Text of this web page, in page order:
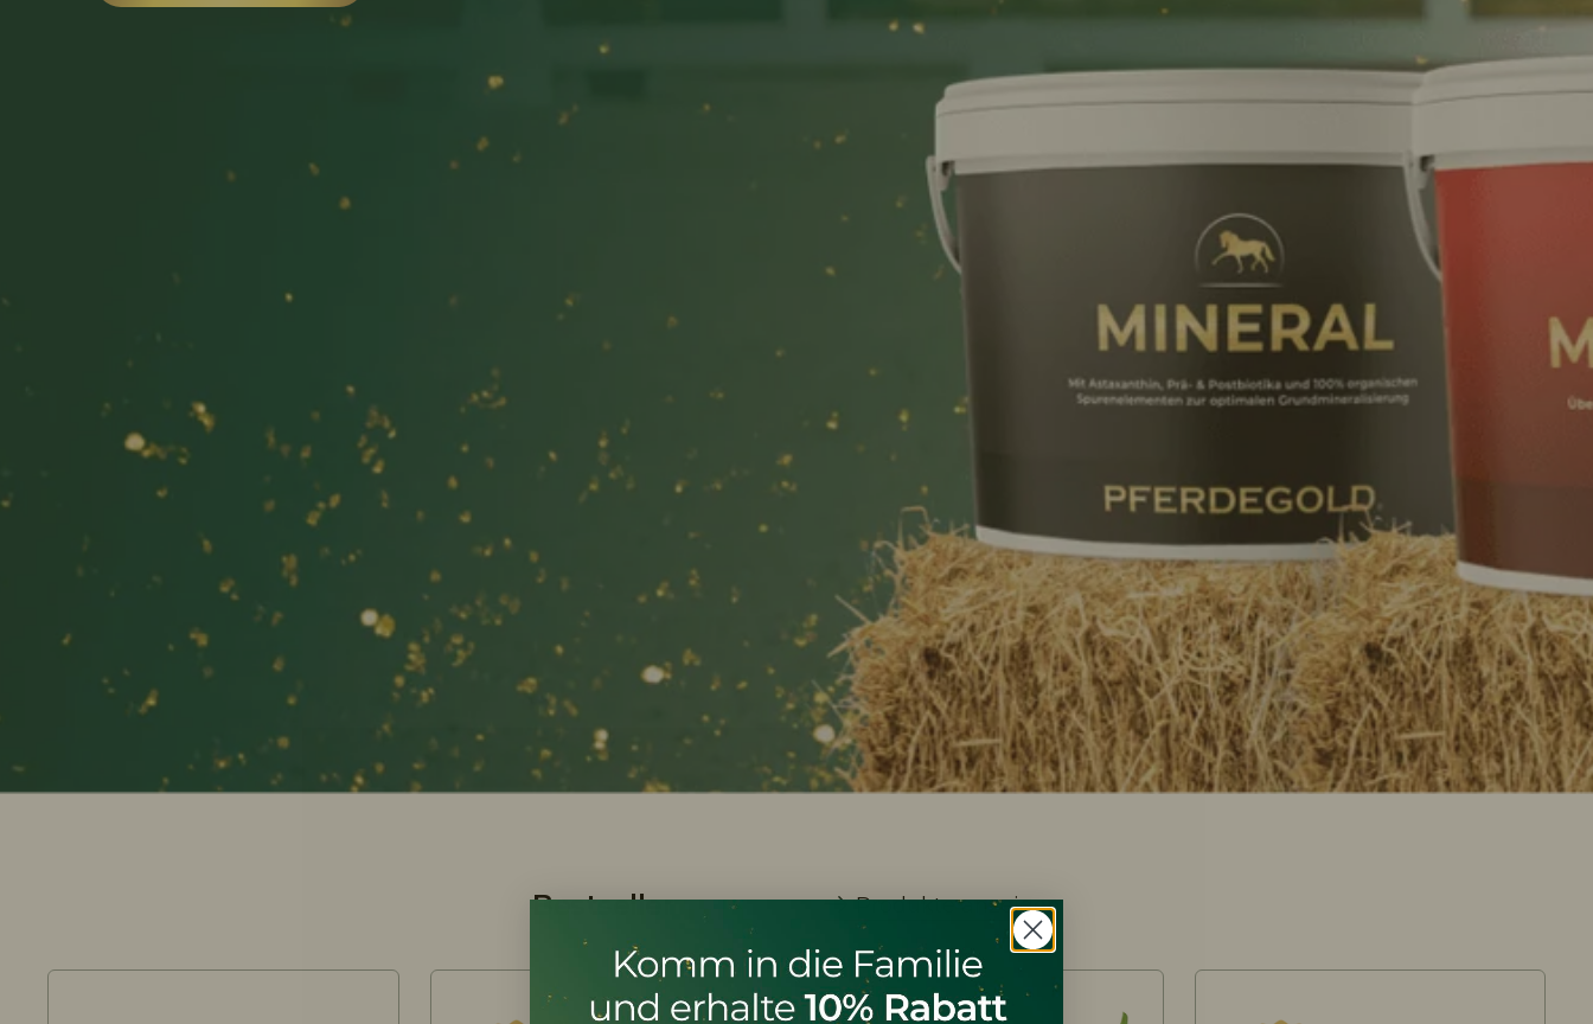
Bestseller Produkte anzeigen